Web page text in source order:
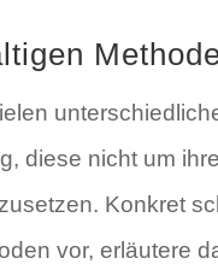
diese nicht um
Konkret
vor, erläutere